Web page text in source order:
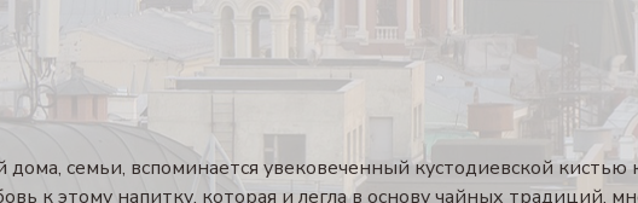
семьи, вспоминается увековеченный кустодиевской кистью
к этому напитку, которая и легла в основу чайных традиций,